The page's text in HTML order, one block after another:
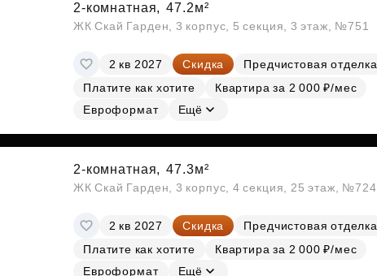
2-комнатная, 47.2м²
ЖК Скай Гарден, 3 корпус, 5 секция, 3 этаж, №751
2 кв 2027 Скидка
Предчистовая отделка
Платите как хотите
Квартира за 2 000 ₽/мес
Евроформат
Ещё
2-комнатная, 47.3м²
ЖК Скай Гарден, 3 корпус, 4 секция, 25 этаж, №724
2 кв 2027 Скидка
Предчистовая отделка
Платите как хотите
Квартира за 2 000 ₽/мес
Евроформат
Ещё